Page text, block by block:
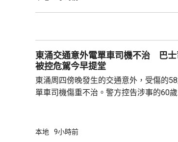
東涌交通意外電單車司機不治 巴士
被控危駕今早提堂
東涌周四傍晚發生的交通意外，受傷的
單車司機傷重不治。警方控告涉事的60歲
龍運巴士沿東涌東交匯處行駛，去到近北
本地 9小時前